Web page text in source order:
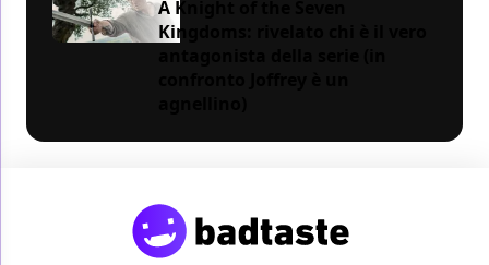
A Knight of the Seven
Kingdoms: rivelato chi è il vero